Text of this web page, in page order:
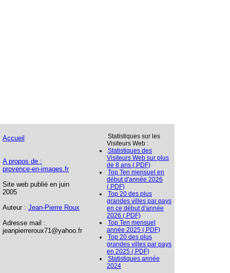
Accueil
A propos de :
provence-en-images.fr
Site web publié en juin
2005
Auteur : Jean-Pierre Roux
Adresse mail :
jeanpierreroux71@yahoo.fr
Statistiques sur les
Visiteurs Web :
Statistiques des
Visiteurs Web sur plus
de 8 ans (.PDF)
Top Ten mensuel en
début d'année 2026
(.PDF)
Top 20 des plus
grandes villes par pays
en ce début d'année
2026 (.PDF)
Top Ten mensuel
année 2025 (.PDF)
Top 20 des plus
grandes villes par pays
en 2025 (.PDF)
Statistiques année
2024